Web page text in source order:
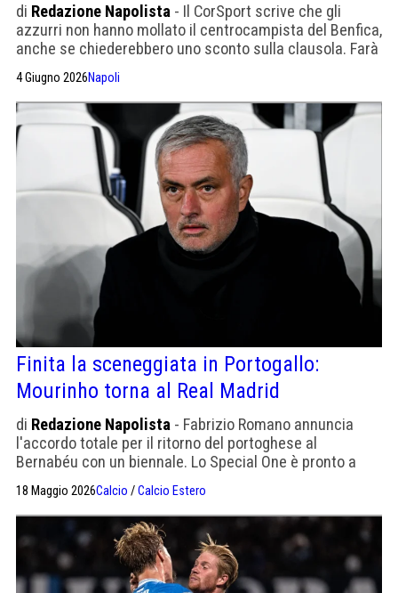
di Redazione Napolista - Il CorSport scrive che gli
azzurri non hanno mollato il centrocampista del Benfica,
anche se chiederebbero uno sconto sulla clausola. Farà
4 Giugno 2026Napoli
Finita la sceneggiata in Portogallo:
Mourinho torna al Real Madrid
di Redazione Napolista - Fabrizio Romano annuncia
l'accordo totale per il ritorno del portoghese al
Bernabéu con un biennale. Lo Special One è pronto a
miracolo.
18 Maggio 2026Calcio /Calcio Estero